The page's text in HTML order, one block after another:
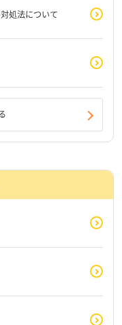
処法について